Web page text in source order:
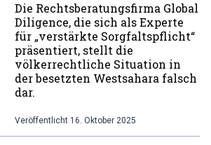
Die Rechtsberatungsfirma Global
Diligence, die sich als Experte
für „verstärkte Sorgfaltspflicht“
präsentiert, stellt die
völkerrechtliche Situation in
der besetzten Westsahara falsch
dar.
Veröffentlicht 16. Oktober 2025